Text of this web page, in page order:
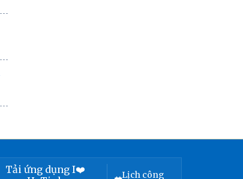
Tải ứng dụng I❤️
Lịch công